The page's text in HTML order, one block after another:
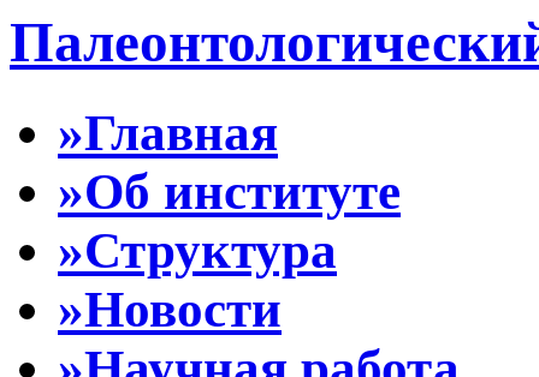
»Главная
»Об институте
»Структура
»Новости